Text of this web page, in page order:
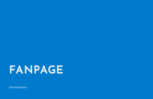
FANPAGE